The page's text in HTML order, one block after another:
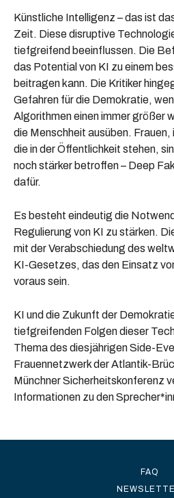
Künstliche Intelligenz – das ist
Zeit. Diese disruptive
tiefgreifend beeinflussen. Die
das Potential von KI zu einem
beitragen kann. Die Kritiker
Gefahren für die Demokratie,
Algorithmen einen immer größer
die Menschheit ausüben.
die in der Öffentlichkeit stehen,
noch stärker betroffen – Deep
dafür.
Es besteht eindeutig die
Regulierung von KI zu stärken.
mit der Verabschiedung des
KI-Gesetzes, das den Einsatz
voraus sein.
KI und die Zukunft der
tiefgreifenden Folgen dieser
Thema des diesjährigen Side-
Frauennetzwerk der Atlantik-
Münchner Sicherheitskonferenz
Informationen zu den
FAQ